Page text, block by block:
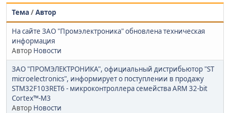
Тема /Автор
На сайте ЗАО "Промэлектроника" обновлена техническая
информация
Автор Новости
ЗАО "ПРОМЭЛЕКТРОНИКА", официальный дистрибьютор "ST
microelectronics", информирует о поступлении в продажу
STM32F103RET6 - микроконтроллера семейства ARM 32-bit
Cortex™-M3
Автор Новости